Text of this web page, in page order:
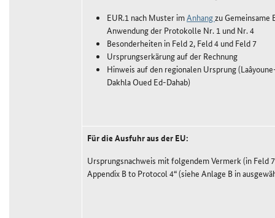
EUR.1 nach Muster imAnhangzu Gemeinsame
Anwendung der Protokolle Nr. 1 und Nr. 4
Besonderheiten in Feld 2, Feld 4 und Feld 7
Ursprungserkärung auf der Rechnung
Hinweis auf den regionalen Ursprung
Dakhla Oued Ed-Dahab)
Für die Ausfuhr aus der EU:
Ursprungsnachweis mit folgendem Vermerk (in Feld
Appendix B to Protocol 4“ (siehe Anlage B in